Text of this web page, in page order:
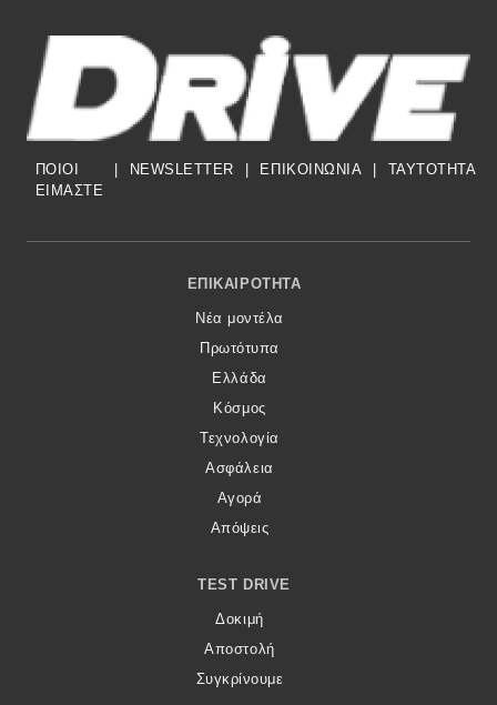
ΠΟΙΟΙ
ΕΙΜΑΣΤΕ
NEWSLETTER ΕΠΙΚΟΙΝΩΝΙΑ TAYTOTHTA
Footer Menu
ΕΠΙΚΑΙΡΌΤΗΤΑ
Νέα μοντέλα
Πρωτότυπα
Ελλάδα
Κόσμος
Τεχνολογία
Ασφάλεια
Αγορά
Απόψεις
TEST DRIVE
Δοκιμή
Αποστολή
Συγκρίνουμε